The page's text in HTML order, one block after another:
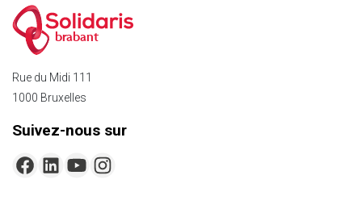
brabant
Rue du Midi 111
1000 Bruxelles
Suivez-nous sur